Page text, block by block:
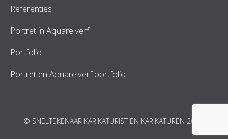
Referenties
Portret in Aquarelverf
Portfolio
Portret en Aquarelverf portfolio
© SNELTEKENAAR KARIKATURIST EN KARIKATUREN 2026.